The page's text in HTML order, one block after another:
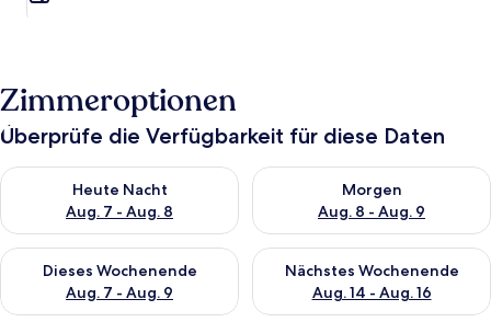
Zimmeroptionen
Überprüfe die Verfügbarkeit für diese Daten
Heute Nacht
Aug. 7 - Aug. 8
Überprüfe die Verfügbarkeit für heute Nacht, Aug. 7 - Aug. 8.
Morgen
Aug. 8 - Aug. 9
Überprüfe die Verfügbarkeit
Dieses Wochenende
Aug. 7 - Aug. 9
Überprüfe die Verfügbarkeit für dieses Wochenende, Aug. 7
Nächstes Wochenende
Aug. 14 - Aug. 16
Überprüfe die Verfügbarkeit